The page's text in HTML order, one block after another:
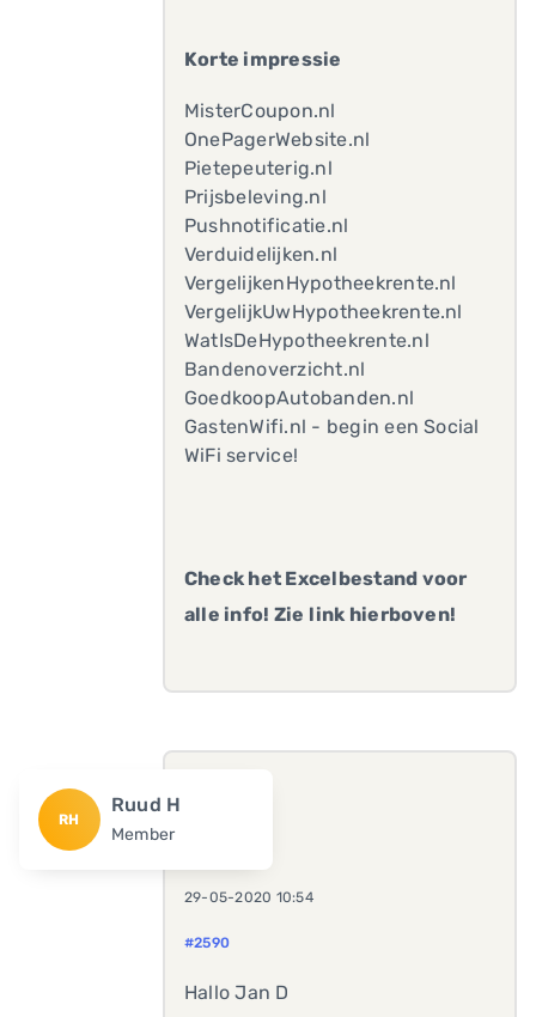
Korte impressie
MisterCoupon.nl
OnePagerWebsite.nl
Pietepeuterig.nl
Prijsbeleving.nl
Pushnotificatie.nl
Verduidelijken.nl
VergelijkenHypotheekrente.nl
VergelijkUwHypotheekrente.nl
WatIsDeHypotheekrente.nl
Bandenoverzicht.nl
GoedkoopAutobanden.nl
GastenWifi.nl - begin een Social
WiFi service!
Check het Excelbestand voor
alle info! Zie link hierboven!
RH
Ruud H
Member
29-05-2020 10:54
#2590
Hallo Jan D